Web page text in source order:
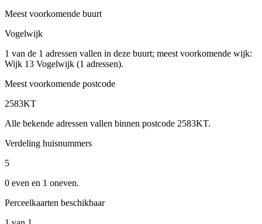
Meest voorkomende buurt
Vogelwijk
1 van de 1 adressen vallen in deze buurt; meest voorkomende wijk:
Wijk 13 Vogelwijk (1 adressen).
Meest voorkomende postcode
2583KT
Alle bekende adressen vallen binnen postcode 2583KT.
Verdeling huisnummers
5
0 even en 1 oneven.
Perceelkaarten beschikbaar